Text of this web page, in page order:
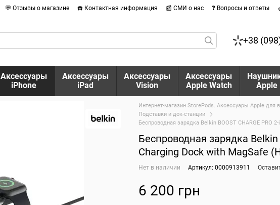
💬 Отзывы о магазине ☎️ Контактная информация 📰 СМИ о нас ❓ Вопросы и ответы
+38
Аксессуары
iPhone
Аксессуары
iPad
Аксессуары
Vision
Аксессуары
Apple Watch
Apple
Интернет-магазин StorePods. Аксессуары Apple для
Подставки и док-станции
Беспроводная зарядка Belkin BOOST CHARGE PRO
Беспроводная зарядка Belkin
Charging Dock with MagSafe
Нет в наличии Артикул: 0000913911
6 200 грн